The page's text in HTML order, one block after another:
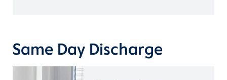
Same Day Discharge